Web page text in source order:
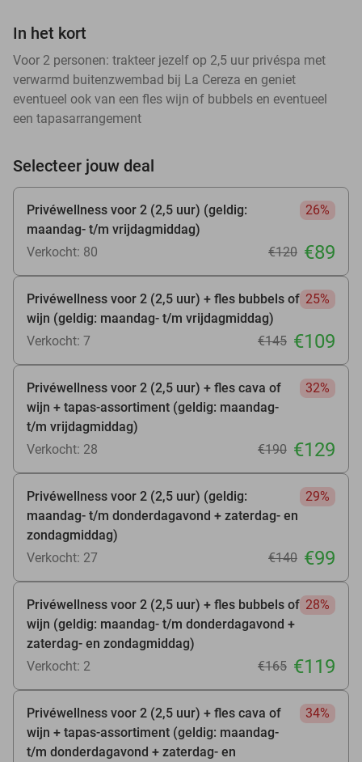
In het kort
Voor 2 personen: trakteer jezelf op 2,5 uur privéspa met
verwarmd buitenzwembad bij La Cereza en geniet
eventueel ook van een fles wijn of bubbels en eventueel
een tapasarrangement
Selecteer jouw deal
Privéwellness voor 2 (2,5 uur) (geldig:
maandag- t/m vrijdagmiddag)
26%
Verkocht: 80 €120 €89
Privéwellness voor 2 (2,5 uur) + fles bubbels of
wijn (geldig: maandag- t/m vrijdagmiddag)
25%
Verkocht: 7 €145 €109
Privéwellness voor 2 (2,5 uur) + fles cava of
wijn + tapas-assortiment (geldig: maandag-
t/m vrijdagmiddag)
32%
Verkocht: 28 €190 €129
Privéwellness voor 2 (2,5 uur) (geldig:
maandag- t/m donderdagavond + zaterdag- en
zondagmiddag)
29%
Verkocht: 27 €140 €99
Privéwellness voor 2 (2,5 uur) + fles bubbels of
wijn (geldig: maandag- t/m donderdagavond +
zaterdag- en zondagmiddag)
28%
Verkocht: 2 €165 €119
Privéwellness voor 2 (2,5 uur) + fles cava of
wijn + tapas-assortiment (geldig: maandag-
t/m donderdagavond + zaterdag- en
34%